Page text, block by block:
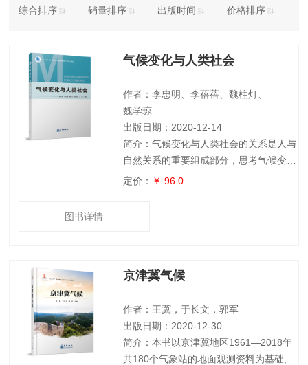
综合排序 销量排序 出版时间 价格排序
气候变化与人类社会
作者：李忠明、李蓓蓓、魏柱灯、
魏学琼
出版日期：2020-12-14
简介：气候变化与人类社会的关系是人与
自然关系的重要组成部分，思考气候变化
及其与人类活动相互作用的现象、事实、
会的影响，气候变化的应对及其反思等。
经济学、社会学、全球变化与可持续发展
等从事气
定价： ￥ 96.0
图书详情
京津冀气候
作者：王冀，于长文，郭军
出版日期：2020-12-30
简介：本书以京津冀地区1961—2018年
共180个气象站的地面观测资料为基础,利